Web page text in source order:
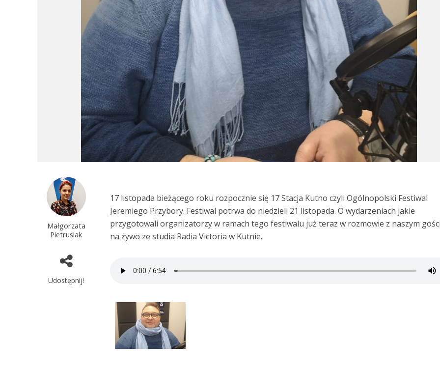
Małgorzata
Pietrusiak
Udostępnij!
17 listopada bieżącego roku rozpocznie się 17 Stacja Kutno czyli Ogólnopolski Festiwal
Jeremiego Przybory. Festiwal potrwa do niedzieli 21 listopada. O wydarzeniach jakie
przygotowali organizatorzy w ramach tego festiwalu już teraz w rozmowie z naszym
na żywo ze studia Radia Victoria w Kutnie.